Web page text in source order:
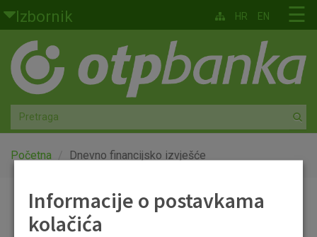
Skoči na glavni sadržaj
Izbornik
Građani
Privatno bankarstvo
Agro
Mala poduzeća i obrtnici
Globalna tržišta
☰
HR EN
Početna Dnevno financijsko izvješće
Dnevno financijsko
Informacije o postavkama
kolačića